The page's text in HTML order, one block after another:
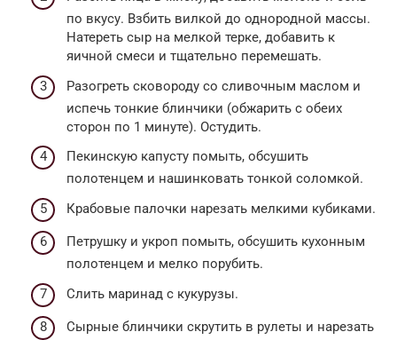
по вкусу. Взбить вилкой до однородной массы.
Натереть сыр на мелкой терке, добавить к
яичной смеси и тщательно перемешать.
Разогреть сковороду со сливочным маслом и
испечь тонкие блинчики (обжарить с обеих
сторон по 1 минуте). Остудить.
Пекинскую капусту помыть, обсушить
полотенцем и нашинковать тонкой соломкой.
Крабовые палочки нарезать мелкими кубиками.
Петрушку и укроп помыть, обсушить кухонным
полотенцем и мелко порубить.
Слить маринад с кукурузы.
Сырные блинчики скрутить в рулеты и нарезать